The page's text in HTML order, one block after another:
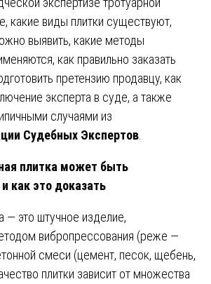
какие виды плитки существуют,
выявить, какие методы
как правильно заказать
претензию продавцу, как
эксперта в суде, а также
случаями из
Судебных Экспертов
плитка может быть
как это доказать
— это штучное изделие,
вибропрессования (реже —
смеси (цемент, песок, щебень,
плитки зависит от множества